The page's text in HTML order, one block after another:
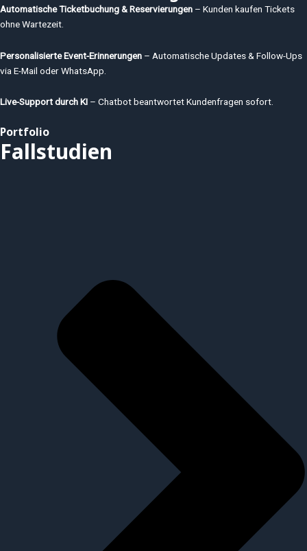
Automatische Ticketbuchung & Reservierungen – Kunden kaufen Tickets
ohne Wartezeit.
Personalisierte Event-Erinnerungen – Automatische Updates & Follow-Ups
via E-Mail oder WhatsApp.
Live-Support durch KI – Chatbot beantwortet Kundenfragen sofort.
Portfolio
Fallstudien